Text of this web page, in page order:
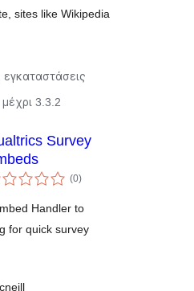
sites like Wikipedia
εγκαταστάσεις
3.3.2
Survey
(0αξιολογήσεις
σύνολο
)
Handler to
for quick survey